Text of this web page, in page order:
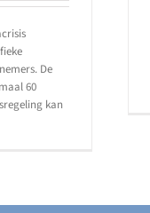
De
60
kan